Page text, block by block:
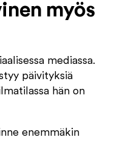
myös
mediassa.
päivityksiä
hän on
enemmäkin